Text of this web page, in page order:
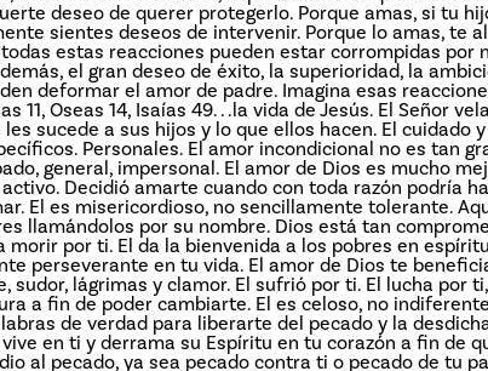
deseo de querer protegerlo. Porque amas, si tu
sientes deseos de intervenir. Porque lo amas, te
estas reacciones pueden estar corrompidas por
el gran deseo de éxito, la superioridad, la
deformar el amor de padre. Imagina esas
11, Oseas 14, Isaías 49. . .la vida de Jesús. El Señor
sucede a sus hijos y lo que ellos hacen. El cuidado
Personales. El amor incondicional no es tan
general, impersonal. El amor de Dios es mucho
Decidió amarte cuando con toda razón podría
El es misericordioso, no sencillamente tolerante.
llamándolos por su nombre. Dios está tan
morir por ti. El da la bienvenida a los pobres en
perseverante en tu vida. El amor de Dios te
sudor, lágrimas y clamor. El sufrió por ti. El lucha por
a fin de poder cambiarte. El es celoso, no
de verdad para liberarte del pecado y la
en ti y derrama su Espíritu en tu corazón a fin de
al pecado, ya sea pecado contra ti o pecado de tu